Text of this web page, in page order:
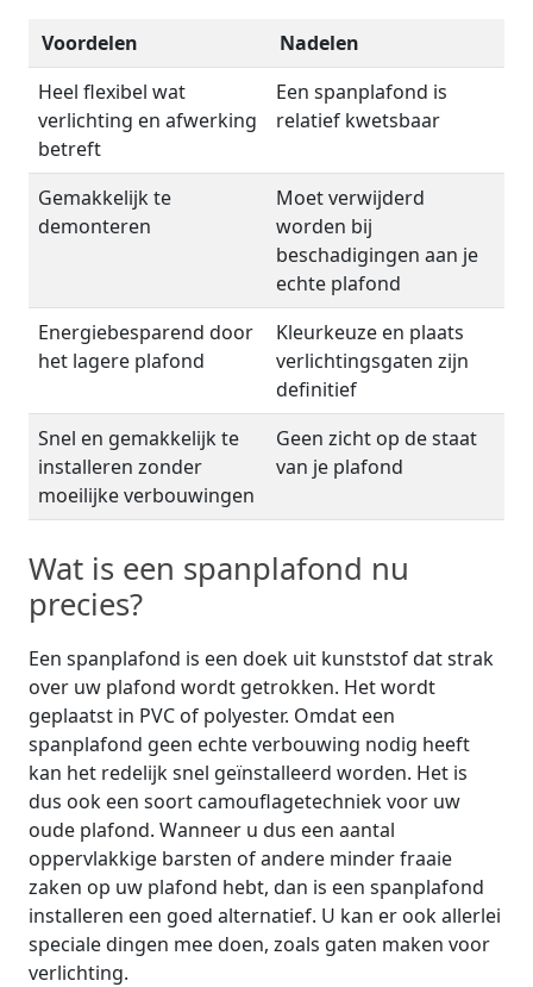
Voordelen
Nadelen
Heel flexibel wat
verlichting en afwerking
betreft
Een spanplafond is
relatief kwetsbaar
Gemakkelijk te
demonteren
Moet verwijderd
worden bij
beschadigingen aan je
echte plafond
Energiebesparend door
het lagere plafond
Kleurkeuze en plaats
verlichtingsgaten zijn
definitief
Snel en gemakkelijk te
installeren zonder
moeilijke verbouwingen
Geen zicht op de staat
van je plafond
Wat is een spanplafond nu
precies?
Een spanplafond is een doek uit kunststof dat strak
over uw plafond wordt getrokken. Het wordt
geplaatst in PVC of polyester. Omdat een
spanplafond geen echte verbouwing nodig heeft
kan het redelijk snel geïnstalleerd worden. Het is
dus ook een soort camouflagetechniek voor uw
oude plafond. Wanneer u dus een aantal
oppervlakkige barsten of andere minder fraaie
zaken op uw plafond hebt, dan is een spanplafond
installeren een goed alternatief. U kan er ook allerlei
speciale dingen mee doen, zoals gaten maken voor
verlichting.